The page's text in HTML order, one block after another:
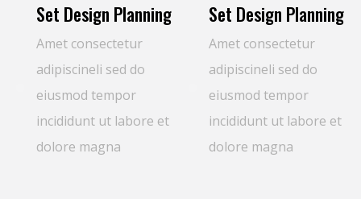
Set Design Planning
Amet consectetur
adipiscineli sed do
eiusmod tempor
incididunt ut labore et
dolore magna
Set Design Planning
Amet consectetur
adipiscineli sed do
eiusmod tempor
incididunt ut labore et
dolore magna